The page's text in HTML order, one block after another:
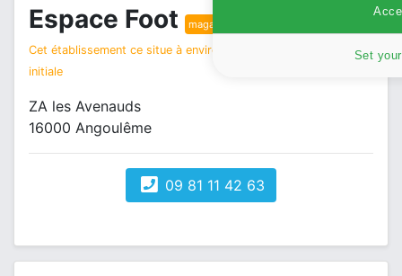
Espace Foot magasin sport
Cet établissement ce situe à environ 20 km de votre recherche
initiale
ZA les Avenauds
16000 Angoulême
09 81 11 42 63
Set